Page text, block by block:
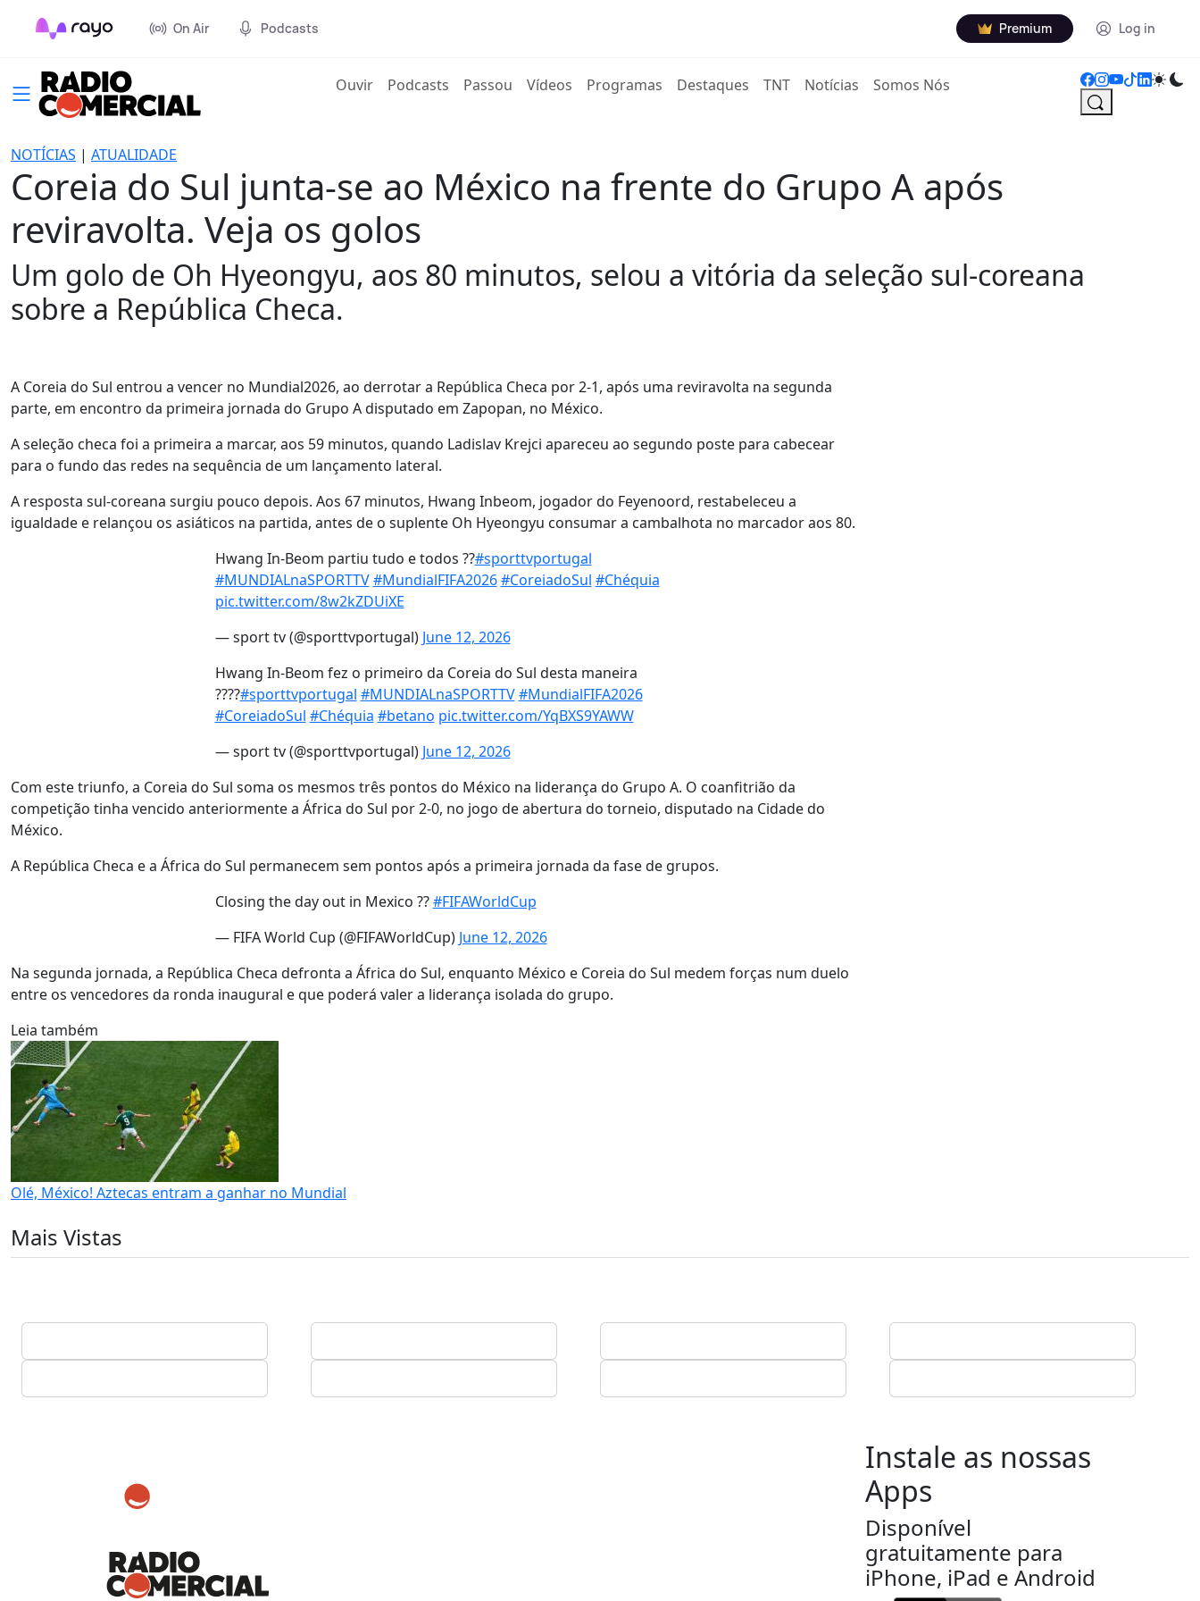
On Air Podcasts Premium Log in
Ouvir(current)
Podcasts Passou Vídeos Programas Destaques TNT Notícias Somos Nós
NOTÍCIAS | ATUALIDADE
Coreia do Sul junta-se ao México na frente do Grupo A após
reviravolta. Veja os golos
Um golo de Oh Hyeongyu, aos 80 minutos, selou a vitória da seleção sul-coreana
sobre a República Checa.
A Coreia do Sul entrou a vencer no Mundial2026, ao derrotar a República Checa por 2-1, após uma reviravolta na segunda
parte, em encontro da primeira jornada do Grupo A disputado em Zapopan, no México.
A seleção checa foi a primeira a marcar, aos 59 minutos, quando Ladislav Krejci apareceu ao segundo poste para cabecear
para o fundo das redes na sequência de um lançamento lateral.
A resposta sul-coreana surgiu pouco depois. Aos 67 minutos, Hwang Inbeom, jogador do Feyenoord, restabeleceu a
igualdade e relançou os asiáticos na partida, antes de o suplente Oh Hyeongyu consumar a cambalhota no marcador aos 80.
Hwang In-Beom partiu tudo e todos ??#sporttvportugal
#MUNDIALnaSPORTTV #MundialFIFA2026 #CoreiadoSul #Chéquia
pic.twitter.com/8w2kZDUiXE
— sport tv (@sporttvportugal) June 12, 2026
Hwang In-Beom fez o primeiro da Coreia do Sul desta maneira
??‍??#sporttvportugal #MUNDIALnaSPORTTV #MundialFIFA2026
#CoreiadoSul #Chéquia #betano pic.twitter.com/YqBXS9YAWW
— sport tv (@sporttvportugal) June 12, 2026
Com este triunfo, a Coreia do Sul soma os mesmos três pontos do México na liderança do Grupo A. O coanfitrião da
competição tinha vencido anteriormente a África do Sul por 2-0, no jogo de abertura do torneio, disputado na Cidade do
México.
A República Checa e a África do Sul permanecem sem pontos após a primeira jornada da fase de grupos.
Closing the day out in Mexico ??#FIFAWorldCup
— FIFA World Cup (@FIFAWorldCup) June 12, 2026
Na segunda jornada, a República Checa defronta a África do Sul, enquanto México e Coreia do Sul medem forças num duelo
entre os vencedores da ronda inaugural e que poderá valer a liderança isolada do grupo.
Leia também
Olé, México! Aztecas entram a ganhar no Mundial
Mais Vistas
Instale as nossas
Apps
Disponível
gratuitamente para
iPhone, iPad e Android